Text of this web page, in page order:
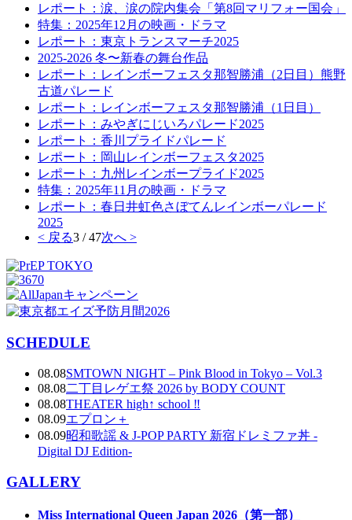
レポート：涙、涙の院内集会「第8回マリフォー国会」
特集：2025年12月の映画・ドラマ
レポート：東京トランスマーチ2025
2025-2026 冬〜新春の舞台作品
レポート：レインボーフェスタ那智勝浦（2日目）熊野
古道パレード
レポート：レインボーフェスタ那智勝浦（1日目）
レポート：みやぎにじいろパレード2025
レポート：香川プライドパレード
レポート：岡山レインボーフェスタ2025
レポート：九州レインボープライド2025
特集：2025年11月の映画・ドラマ
レポート：春日井虹色さぼてんレインボーパレード
2025
< 戻る3 / 47次へ >
SCHEDULE
08.08SMTOWN NIGHT – Pink Blood in Tokyo – Vol.3
08.08二丁目レゲエ祭 2026 by BODY COUNT
08.08THEATER high↑ school ‼
08.09エプロン＋
08.09昭和歌謡 & J-POP PARTY 新宿ドレミファ丼 -
Digital DJ Edition-
GALLERY
Miss International Queen Japan 2026（第一部）